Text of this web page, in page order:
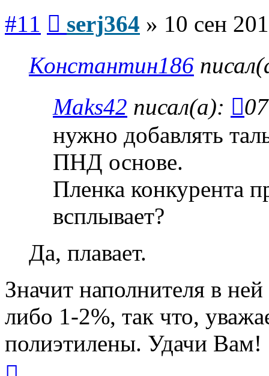
#11 serj364 » 10 сен
Константин186
Maks42 писал(а):
нужно добавлять
ПНД основе.
Пленка конкурента
всплывает?
Да, плавает.
Значит наполнителя в
либо 1-2%, так что,
полиэтилены. Удачи Вам!